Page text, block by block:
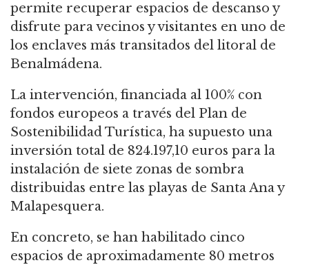
permite recuperar espacios de descanso y
disfrute para vecinos y visitantes en uno de
los enclaves más transitados del litoral de
Benalmádena.
La intervención, financiada al 100% con
fondos europeos a través del Plan de
Sostenibilidad Turística, ha supuesto una
inversión total de 824.197,10 euros para la
instalación de siete zonas de sombra
distribuidas entre las playas de Santa Ana y
Malapesquera.
En concreto, se han habilitado cinco
espacios de aproximadamente 80 metros